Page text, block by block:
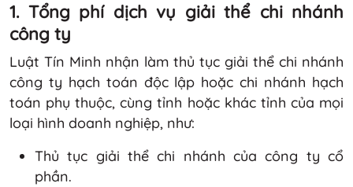
1. Tổng phí dịch vụ giải thể chi nhánh
công ty
Luật Tín Minh nhận làm thủ tục giải thể chi nhánh
công ty hạch toán độc lập hoặc chi nhánh hạch
toán phụ thuộc, cùng tỉnh hoặc khác tỉnh của mọi
loại hình doanh nghiệp, như:
Thủ tục giải thể chi nhánh của công ty cổ
phần.